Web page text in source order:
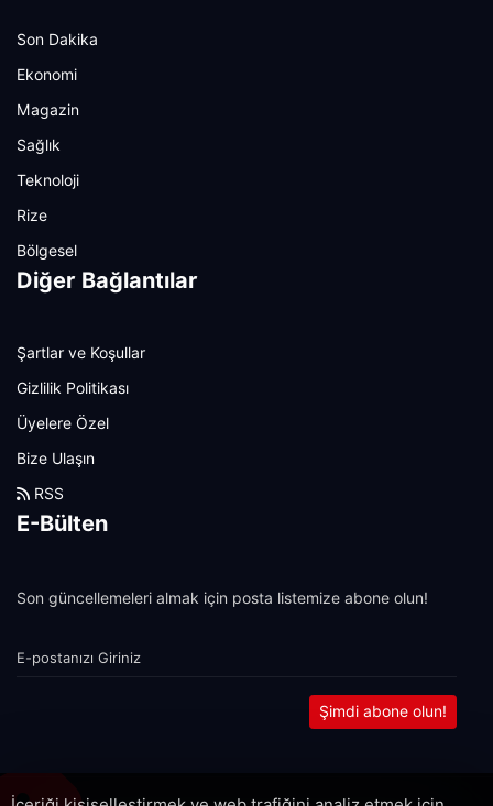
Son Dakika
Ekonomi
Magazin
Sağlık
Teknoloji
Rize
Bölgesel
Diğer Bağlantılar
Şartlar ve Koşullar
Gizlilik Politikası
Üyelere Özel
Bize Ulaşın
RSS
E-Bülten
Son güncellemeleri almak için posta listemize abone olun!
Şimdi abone olun!